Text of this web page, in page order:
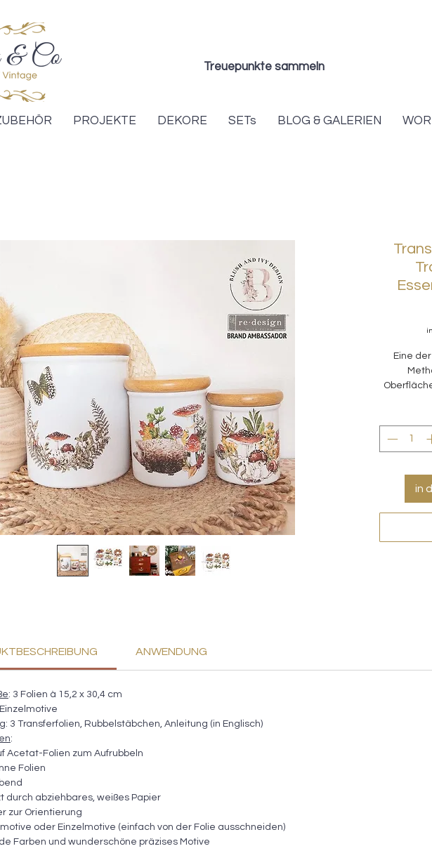
Treuepunkte sammeln
PROJEKTE DEKORE SETs BLOG & GALERIEN
Eine
in
ANWENDUNG
: 3 Folien à 15,2 x 30,4 cm
: 3 Transferfolien, Rubbelstäbchen, Anleitung (in Englisch)
:
Acetat-Folien zum Aufrubbeln
Folien
durch abziehbares, weißes Papier
zur Orientierung
oder Einzelmotive (einfach von der Folie ausschneiden)
Farben und wunderschöne präzises Motive